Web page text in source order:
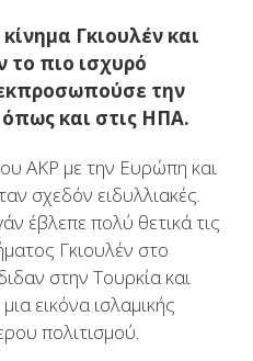
Γκιουλέν και
το πιο ισχυρό
την
και στις ΗΠΑ.
ΑΚΡ με την Ευρώπη και
σχεδόν ειδυλλιακές.
έβλεπε πολύ θετικά τις
Γκιουλέν στο
στην Τουρκία και
εικόνα ισλαμικής
πολιτισμού.